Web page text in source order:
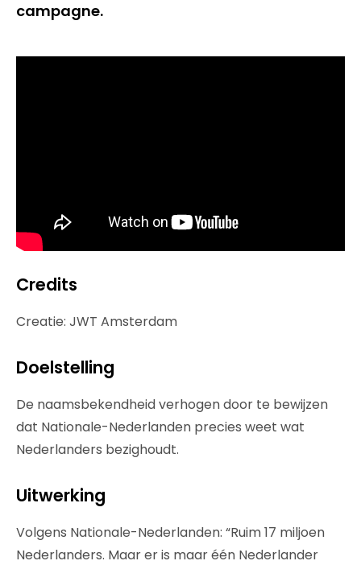
campagne.
Credits
Creatie: JWT Amsterdam
Doelstelling
De naamsbekendheid verhogen door te bewijzen
dat Nationale-Nederlanden precies weet wat
Nederlanders bezighoudt.
Uitwerking
Volgens Nationale-Nederlanden: “Ruim 17 miljoen
Nederlanders. Maar er is maar één Nederlander